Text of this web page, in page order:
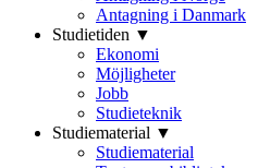
Antagning i Danmark
Studietiden ▼
Ekonomi
Möjligheter
Jobb
Studieteknik
Studiematerial ▼
Studiematerial